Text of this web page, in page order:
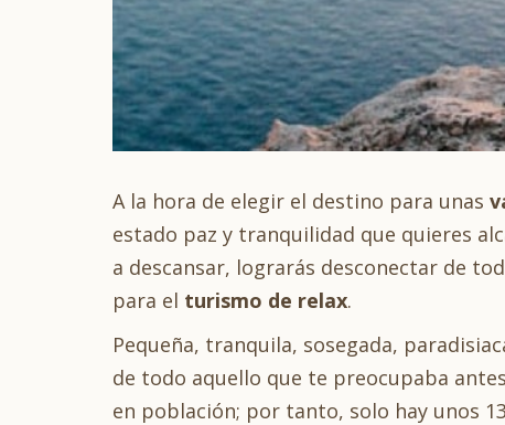
A la hora de elegir el destino para unas
estado paz y tranquilidad que quieres
a descansar, lograrás desconectar de
para el turismo de relax.
Pequeña, tranquila, sosegada,
de todo aquello que te preocupaba
en población; por tanto, solo hay unos